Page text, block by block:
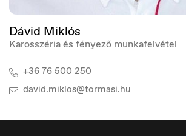
Dávid Miklós
Karosszéria és fényező munkafelvétel
+36 76 500 250
david.miklos@tormasi.hu